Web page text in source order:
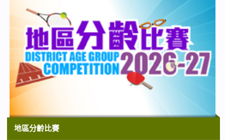
紫荊盃國際舞蹈大賽2026 - 決賽
屯門大會堂演奏廳
19:30
「香港芭蕾舞學會超新星大賞2026」
大埔文娛中心演藝廳
19:30
「紫荊盃國際舞蹈大賽2026」
地區分齡比賽